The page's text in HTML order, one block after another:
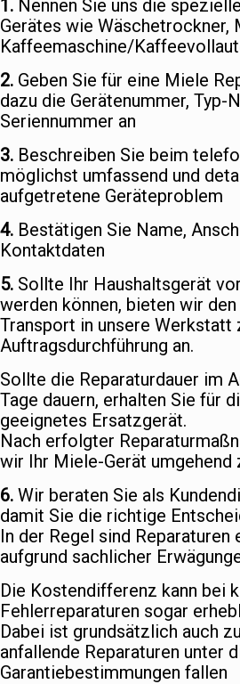
1. Nennen Sie uns die
Gerätes wie Wäschetrockner,
Kaffeemaschine/
2. Geben Sie für eine Miele
dazu die Gerätenummer, Typ-
Seriennummer an
3. Beschreiben Sie beim
möglichst umfassend und
aufgetretene Geräteproblem
4. Bestätigen Sie Name,
Kontaktdaten
5. Sollte Ihr Haushaltsgerät
werden können, bieten wir
Transport in unsere Werkstatt
Auftragsdurchführung an.
Sollte die Reparaturdauer im
Tage dauern, erhalten Sie für
geeignetes Ersatzgerät.
Nach erfolgter
wir Ihr Miele-Gerät umgehend
6. Wir beraten Sie als
damit Sie die richtige
In der Regel sind Reparaturen
aufgrund sachlicher
Die Kostendifferenz kann bei
Fehlerreparaturen sogar
Dabei ist grundsätzlich auch
anfallende Reparaturen unter
Garantiebestimmungen fallen